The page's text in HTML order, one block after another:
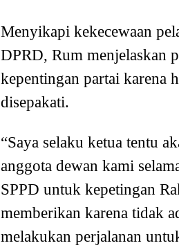
Menyikapi kekecewaan
DPRD, Rum menjelaskan
kepentingan partai karena
disepakati.
“Saya selaku ketua tentu
anggota dewan kami
SPPD untuk kepetingan
memberikan karena tidak
melakukan perjalanan